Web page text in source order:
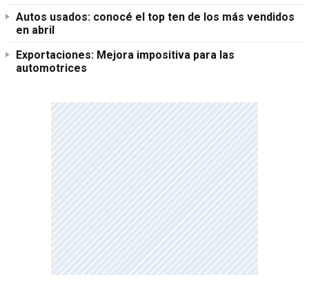
Autos usados: conocé el top ten de los más vendidos
en abril
Exportaciones: Mejora impositiva para las
automotrices